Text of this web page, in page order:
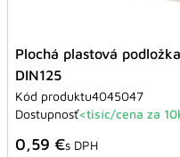
Plochá plastová
DIN125
Kód produktu4045047
Dostupnosť<tisíc/cena za
0,59 €s DPH